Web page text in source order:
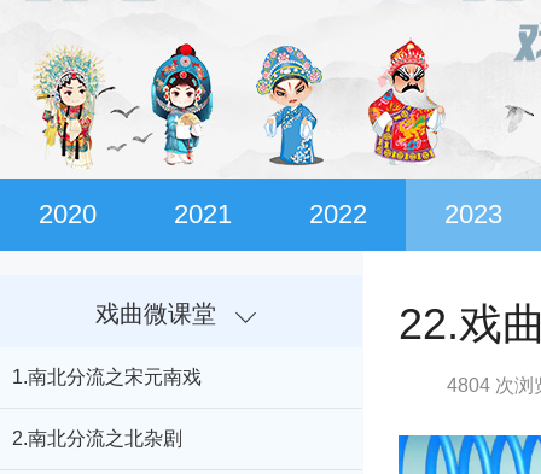
2020 2021 2022 2023
戏曲微课堂
1.南北分流之宋元南戏
2.南北分流之北杂剧
22.戏
4804 次浏